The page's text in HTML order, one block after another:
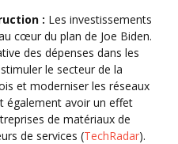
: Les investissements
cœur du plan de Joe Biden.
des dépenses dans les
le secteur de la
et moderniser les réseaux
également avoir un effet
de matériaux de
de services (TechRadar).